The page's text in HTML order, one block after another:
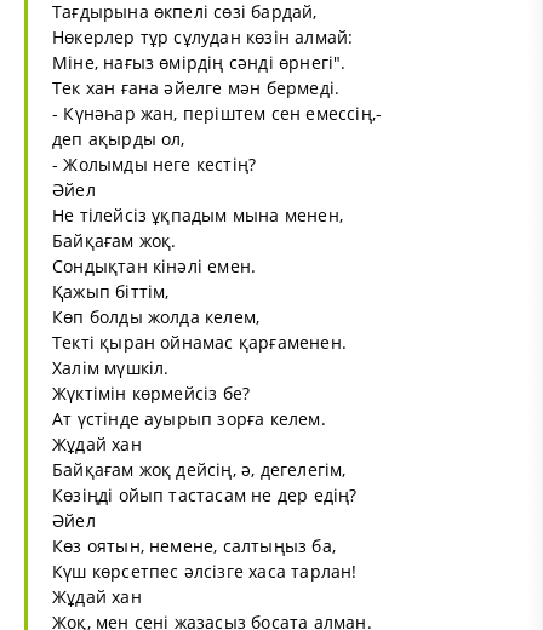
Тағдырына өкпелі сөзі бардай,
Нөкерлер тұр сұлудан көзін алмай:
Міне, нағыз өмірдің сәнді өрнегі".
Тек хан ғана әйелге мән бермеді.
- Күнәһар жан, періштем сен емессің,-
деп ақырды ол,
- Жолымды неге кестің?
Әйел
Не тілейсіз ұқпадым мына менен,
Байқағам жоқ.
Сондықтан кінәлі емен.
Қажып біттім,
Көп болды жолда келем,
Текті қыран ойнамас қарғаменен.
Халім мүшкіл.
Жүктімін көрмейсіз бе?
Ат үстінде ауырып зорға келем.
Жұдай хан
Байқағам жоқ дейсің, ә, дегелегім,
Көзіңді ойып тастасам не дер едің?
Әйел
Көз оятын, немене, салтыңыз ба,
Күш көрсетпес әлсізге хаса тарлан!
Жұдай хан
Жоқ, мен сені жазасыз босата алман.